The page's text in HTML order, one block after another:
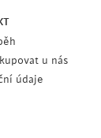
u nás
údaje